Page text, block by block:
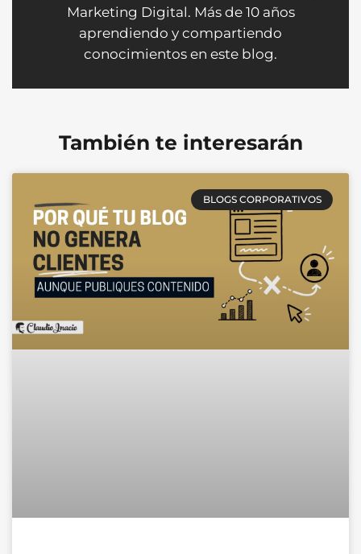
Marketing Digital. Más de 10 años
aprendiendo y compartiendo
conocimientos en este blog.
También te interesarán
BLOGS CORPORATIVOS